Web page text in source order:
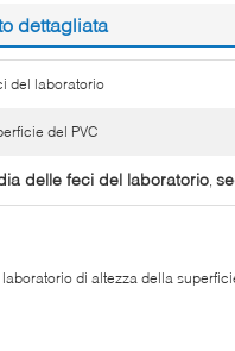
dettagliata
del laboratorio
del PVC
delle feci del laboratorio,
di altezza della